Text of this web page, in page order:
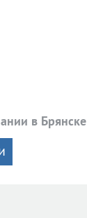
в Брянске